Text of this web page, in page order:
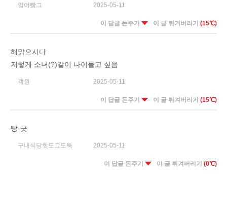
잉어빵그 2025-05-11
이 답글 돈주기 이 글 튀겨버리기 (15℃)
해맑으시다
저렇게 소녀(?)같이 나이들고 싶음
객원 2025-05-11
이 답글 돈주기 이 글 튀겨버리기 (15℃)
빵-긋
구내식당핫도그도둑 2025-05-11
이 답글 돈주기 이 글 튀겨버리기 (0℃)